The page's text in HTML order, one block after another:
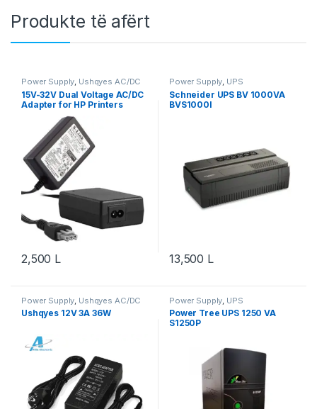
Produkte të afërt
Power Supply, Ushqyes AC/DC
& Ushqyes Metalikë
15V-32V Dual Voltage AC/DC
Adapter for HP Printers
2,500 L
Power Supply, UPS
Schneider UPS BV 1000VA
BVS1000I
13,500 L
Power Supply Ushqyes AC/DC
& Ushqyes Metalikë
Ushqyes 12V 3A 36W
Power Supply UPS
Power Tree UPS 1250 VA
S1250P